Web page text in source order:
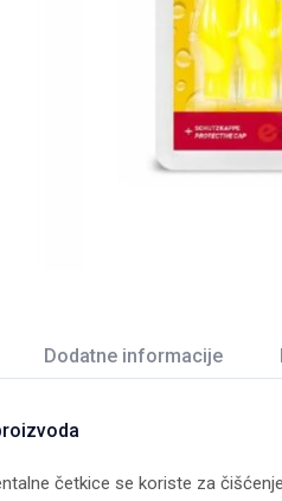
Dodatne informacije
četkice se koriste za